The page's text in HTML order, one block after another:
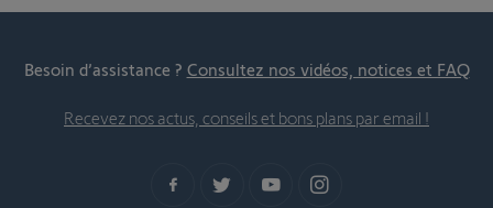
Besoin d’assistance ? Consultez nos vidéos, notices et FAQ
Recevez nos actus, conseils et bons plans par email !